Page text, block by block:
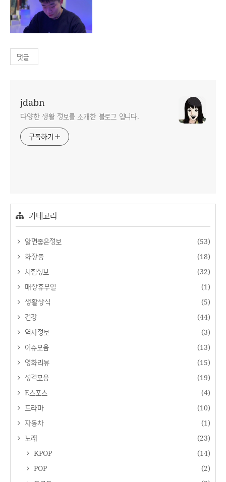
댓글
jdabn
다양한 생활 정보를 소개한 블로그 입니다.
구독하기
카테고리
알면좋은정보
(53)
화장품
(18)
시험정보
(32)
매장휴무일
(1)
생활상식
(5)
건강
(44)
역사정보
(3)
이슈모음
(13)
영화리뷰
(15)
성격모음
(19)
E스포츠
(4)
드라마
(10)
자동차
(1)
노래
(23)
KPOP
(14)
POP
(2)